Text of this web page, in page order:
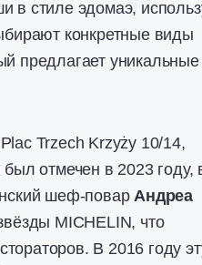
в стиле эдомаэ,
конкретные виды
предлагает уникальные
Trzech Krzyży 10/14,
отмечен в 2023 году,
шеф-поварАндреа
MICHELIN, что
В 2016 году